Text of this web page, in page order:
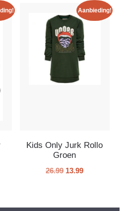
Aanbieding!
Kids Only Jurk Rollo
Groen
26.99 13.99